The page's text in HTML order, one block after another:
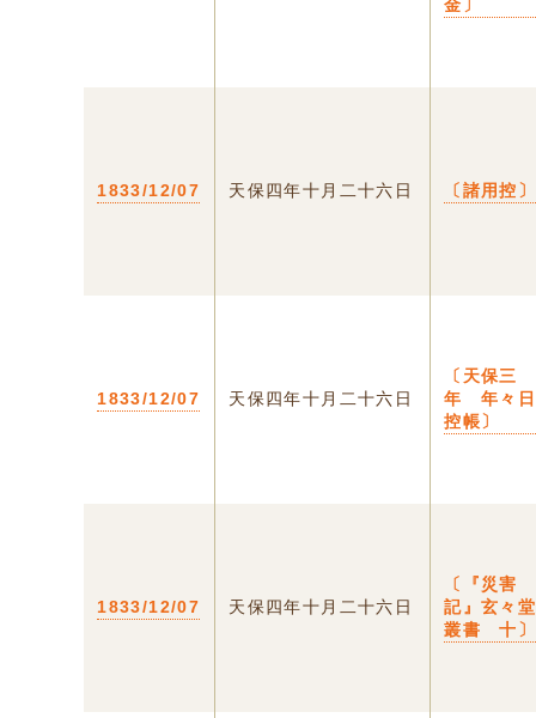
金〕
1833/12/07 天保四年十月二十六日 〔諸用控〕
1833/12/07 天保四年十月二十六日
〔天保三
年 年々日
控帳〕
1833/12/07 天保四年十月二十六日
〔『災害
記』玄々堂
叢書 十〕